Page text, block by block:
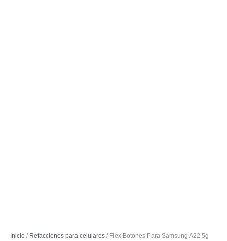
Inicio / Refacciones para celulares / Flex Botones Para Samsung A22 5g